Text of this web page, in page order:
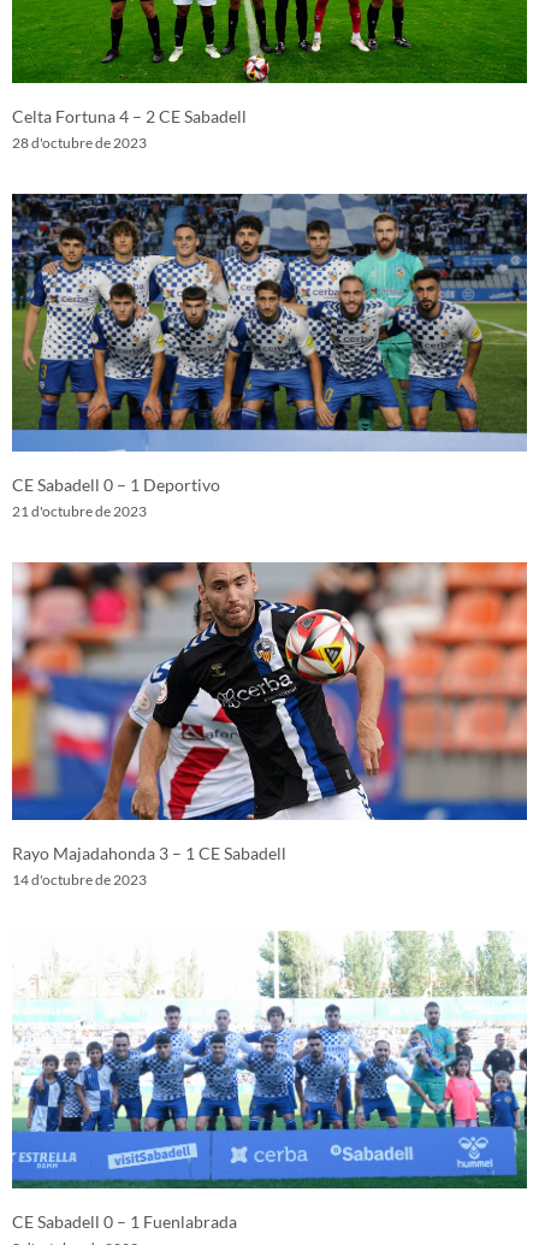
Celta Fortuna 4 – 2 CE Sabadell
28 d'octubre de 2023
CE Sabadell 0 – 1 Deportivo
21 d'octubre de 2023
Rayo Majadahonda 3 – 1 CE Sabadell
14 d'octubre de 2023
CE Sabadell 0 – 1 Fuenlabrada